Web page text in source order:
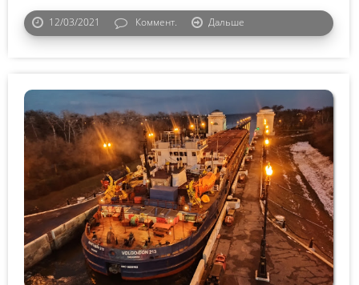
12/03/2021 Коммент. Дальше